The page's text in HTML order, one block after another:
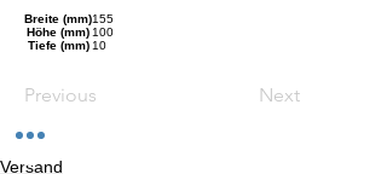
Breite (mm)155
Höhe (mm) 100
Tiefe (mm) 10
Previous Next
Versand